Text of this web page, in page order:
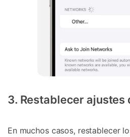
3. Restablecer ajustes
En muchos casos, restablecer